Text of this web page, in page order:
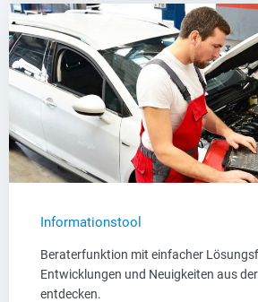
Informationstool
Beraterfunktion mit einfacher
Entwicklungen und Neuigkeiten aus
entdecken.